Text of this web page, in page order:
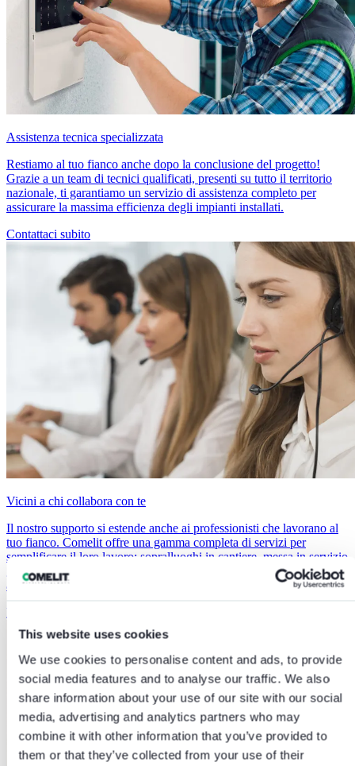
This website uses cookies
We use cookies to personalise content and ads, to provide
social media features and to analyse our traffic. We also
share information about your use of our site with our social
media, advertising and analytics partners who may
combine it with other information that you’ve provided to
them or that they’ve collected from your use of their
Assistenza tecnica specializzata
Restiamo al tuo fianco anche dopo la conclusione del progetto!
Grazie a un team di tecnici qualificati, presenti su tutto il territorio
nazionale, ti garantiamo un servizio di assistenza completo per
assicurare la massima efficienza degli impianti installati.
Contattaci subito
Vicini a chi collabora con te
Il nostro supporto si estende anche ai professionisti che lavorano al
tuo fianco. Comelit offre una gamma completa di servizi per
semplificare il loro lavoro: sopralluoghi in cantiere, messa in servizio
gratuita, gestione e manutenzione da remoto degli impianti e molto
altro ancora.
Per saperne di più